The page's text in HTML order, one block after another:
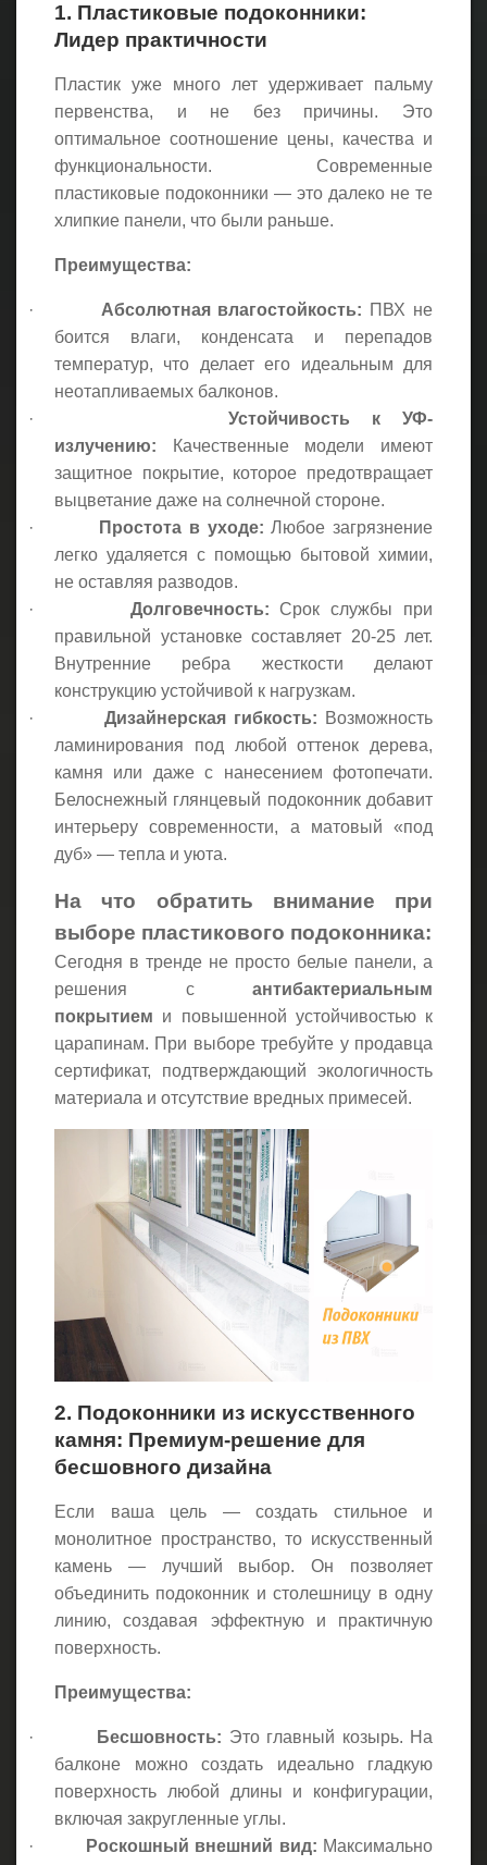
1. Пластиковые подоконники:
Лидер практичности
Пластик уже много лет удерживает пальму
первенства, и не без причины. Это
оптимальное соотношение цены, качества и
функциональности. Современные
пластиковые подоконники — это далеко не те
хлипкие панели, что были раньше.
Преимущества:
· Абсолютная влагостойкость: ПВХ не
боится влаги, конденсата и перепадов
температур, что делает его идеальным для
неотапливаемых балконов.
·Устойчивость к УФ-
излучению: Качественные модели имеют
защитное покрытие, которое предотвращает
выцветание даже на солнечной стороне.
·
Простота в уходе: Любое загрязнение
легко удаляется с помощью бытовой химии,
не оставляя разводов.
· Долговечность: Срок службы при
правильной установке составляет 20-25 лет.
Внутренние ребра жесткости делают
конструкцию устойчивой к нагрузкам.
· Дизайнерская гибкость: Возможность
ламинирования под любой оттенок дерева,
камня или даже с нанесением фотопечати.
Белоснежный глянцевый подоконник добавит
интерьеру современности, а матовый «под
дуб» — тепла и уюта.
На что обратить внимание при
выборе пластикового подоконника:
Сегодня в тренде не просто белые панели, а
решения с антибактериальным
покрытием и повышенной устойчивостью к
царапинам. При выборе требуйте у продавца
сертификат, подтверждающий экологичность
материала и отсутствие вредных примесей.
2. Подоконники из искусственного
камня: Премиум-решение для
бесшовного дизайна
Если ваша цель — создать стильное и
монолитное пространство, то искусственный
камень — лучший выбор. Он позволяет
объединить подоконник и столешницу в одну
линию, создавая эффектную и практичную
поверхность.
Преимущества:
· Бесшовность: Это главный козырь. На
балконе можно создать идеально гладкую
поверхность любой длины и конфигурации,
включая закругленные углы.
·
Роскошный внешний вид: Максимально